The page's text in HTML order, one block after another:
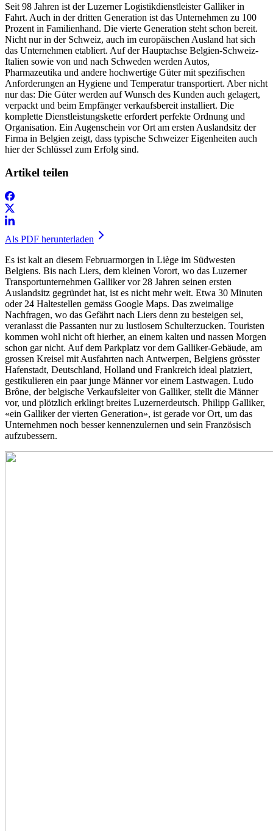
Seit 98 Jahren ist der Luzerner Logistikdienstleister Galliker in
Fahrt. Auch in der dritten Generation ist das Unternehmen zu 100
Prozent in Familienhand. Die vierte Generation steht schon bereit.
Nicht nur in der Schweiz, auch im europäischen Ausland hat sich
das Unternehmen etabliert. Auf der Hauptachse Belgien-Schweiz-
Italien sowie von und nach Schweden werden Autos,
Pharmazeutika und andere hochwertige Güter mit spezifischen
Anforderungen an Hygiene und Temperatur transportiert. Aber nicht
nur das: Die Güter werden auf Wunsch des Kunden auch gelagert,
verpackt und beim Empfänger verkaufsbereit installiert. Die
komplette Dienstleistungskette erfordert perfekte Ordnung und
Organisation. Ein Augenschein vor Ort am ersten Auslandsitz der
Firma in Belgien zeigt, dass typische Schweizer Eigenheiten auch
hier der Schlüssel zum Erfolg sind.
Artikel teilen
Als PDF herunterladen
Es ist kalt an diesem Februarmorgen in Liège im Südwesten
Belgiens. Bis nach Liers, dem kleinen Vorort, wo das Luzerner
Transportunternehmen Galliker vor 28 Jahren seinen ersten
Auslandsitz gegründet hat, ist es nicht mehr weit. Etwa 30 Minuten
oder 24 Haltestellen gemäss Google Maps. Das zweimalige
Nachfragen, wo das Gefährt nach Liers denn zu besteigen sei,
veranlasst die Passanten nur zu lustlosem Schulterzucken. Touristen
kommen wohl nicht oft hierher, an einem kalten und nassen Morgen
schon gar nicht. Auf dem Parkplatz vor dem Galliker-Gebäude, am
grossen Kreisel mit Ausfahrten nach Antwerpen, Belgiens grösster
Hafenstadt, Deutschland, Holland und Frankreich ideal platziert,
gestikulieren ein paar junge Männer vor einem Lastwagen. Ludo
Brône, der belgische Verkaufsleiter von Galliker, stellt die Männer
vor, und plötzlich erklingt breites Luzernerdeutsch. Philipp Galliker,
«ein Galliker der vierten Generation», ist gerade vor Ort, um das
Unternehmen noch besser kennenzulernen und sein Französisch
aufzubessern.